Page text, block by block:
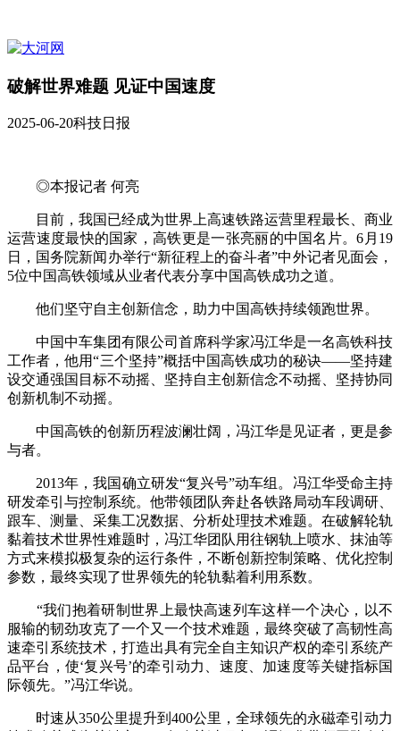
破解世界难题 见证中国速度
2025-06-20科技日报
◎本报记者 何亮
目前，我国已经成为世界上高速铁路运营里程最长、商业
运营速度最快的国家，高铁更是一张亮丽的中国名片。6月19
日，国务院新闻办举行“新征程上的奋斗者”中外记者见面会，
5位中国高铁领域从业者代表分享中国高铁成功之道。
他们坚守自主创新信念，助力中国高铁持续领跑世界。
中国中车集团有限公司首席科学家冯江华是一名高铁科技
工作者，他用“三个坚持”概括中国高铁成功的秘诀——坚持建
设交通强国目标不动摇、坚持自主创新信念不动摇、坚持协同
创新机制不动摇。
中国高铁的创新历程波澜壮阔，冯江华是见证者，更是参
与者。
2013年，我国确立研发“复兴号”动车组。冯江华受命主持
研发牵引与控制系统。他带领团队奔赴各铁路局动车段调研、
跟车、测量、采集工况数据、分析处理技术难题。在破解轮轨
黏着技术世界性难题时，冯江华团队用往钢轨上喷水、抹油等
方式来模拟极复杂的运行条件，不断创新控制策略、优化控制
参数，最终实现了世界领先的轮轨黏着利用系数。
“我们抱着研制世界上最快高速列车这样一个决心，以不
服输的韧劲攻克了一个又一个技术难题，最终突破了高韧性高
速牵引系统技术，打造出具有完全自主知识产权的牵引系统产
品平台，使‘复兴号’的牵引动力、速度、加速度等关键指标国
际领先。”冯江华说。
时速从350公里提升到400公里，全球领先的永磁牵引动力